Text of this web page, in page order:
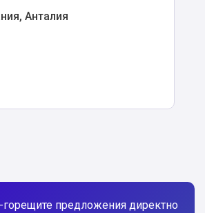
Анталия
горещите предложения директно